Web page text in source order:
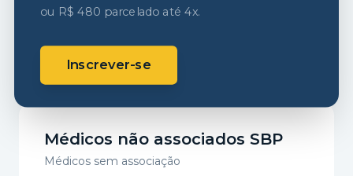
ou R$ 480 parcelado até 4x.
Inscrever-se
Médicos não associados SBP
Médicos sem associação